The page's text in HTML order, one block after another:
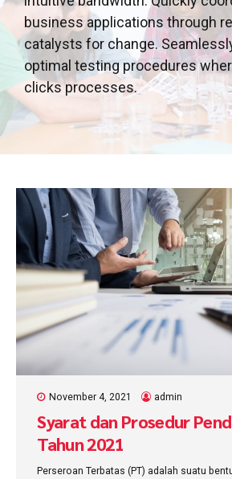
business applications through
catalysts for change.
optimal testing procedures
clicks processes.
November 4, 2021 admin
Syarat dan Prosedur
Tahun 2021
Perseroan Terbatas (PT) adalah suatu